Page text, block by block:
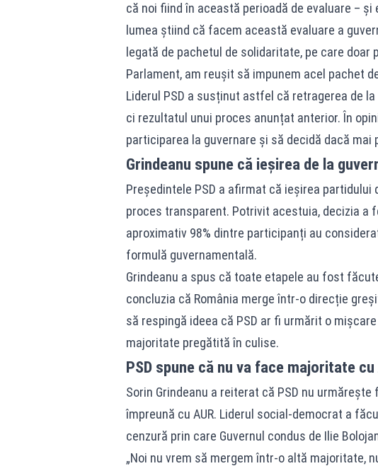
că noi fiind în această perioadă de evaluare –
lumea știind că facem această evaluare a
legată de pachetul de solidaritate, pe care
Parlament, am reușit să impunem acel pachet
Liderul PSD a susținut astfel că retragerea de
ci rezultatul unui proces anunțat anterior. În
participarea la guvernare și să decidă dacă
Grindeanu spune că ieșirea de la
Președintele PSD a afirmat că ieșirea
proces transparent. Potrivit acestuia, decizia a
aproximativ 98% dintre participanți au
formulă guvernamentală.
Grindeanu a spus că toate etapele au fost
concluzia că România merge într-o direcție
să respingă ideea că PSD ar fi urmărit o
majoritate pregătită în culise.
PSD spune că nu va face majoritate cu
Sorin Grindeanu a reiterat că PSD nu
împreună cu AUR. Liderul social-democrat a
cenzură prin care Guvernul condus de Ilie
„Noi nu vrem să mergem într-o altă majoritate,